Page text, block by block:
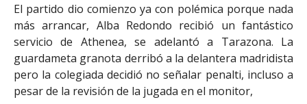
El partido dio comienzo ya con polémica porque nada
más arrancar, Alba Redondo recibió un fantástico
servicio de Athenea, se adelantó a Tarazona. La
guardameta granota derribó a la delantera madridista
pero la colegiada decidió no señalar penalti, incluso a
pesar de la revisión de la jugada en el monitor,